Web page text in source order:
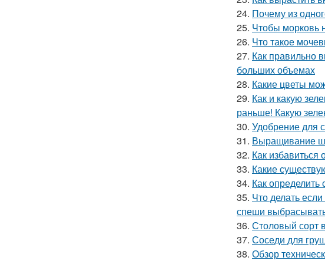
24. Почему из
25. Чтобы морковь
26. Что такое
27. Как правильно
больших объемах
28. Какие цветы
29. Как и какую
раньше! Какую
30. Удобрение для
31. Выращивание
32. Как избавиться
33. Какие
34. Как
35. Что делать
спеши
36. Столовый сорт
37. Соседи для
38. Обзор